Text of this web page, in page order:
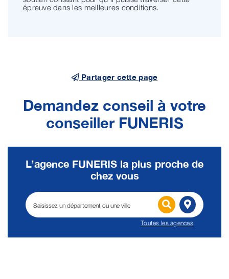
épreuve dans les meilleures conditions.
Partager cette page
Demandez conseil à votre
conseiller FUNERIS
L’agence FUNERIS la plus proche de
chez vous
Toutes les agences